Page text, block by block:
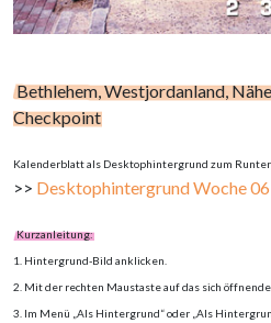
Bethlehem, Westjordanland,
Checkpoint
Kalenderblatt als Desktophintergrund zum
>> Desktophintergrund Woche 06
Kurzanleitung:
1. Hintergrund-Bild anklicken.
2. Mit der rechten Maustaste auf das sich
3. Im Menü „Als Hintergrund“ oder „Als